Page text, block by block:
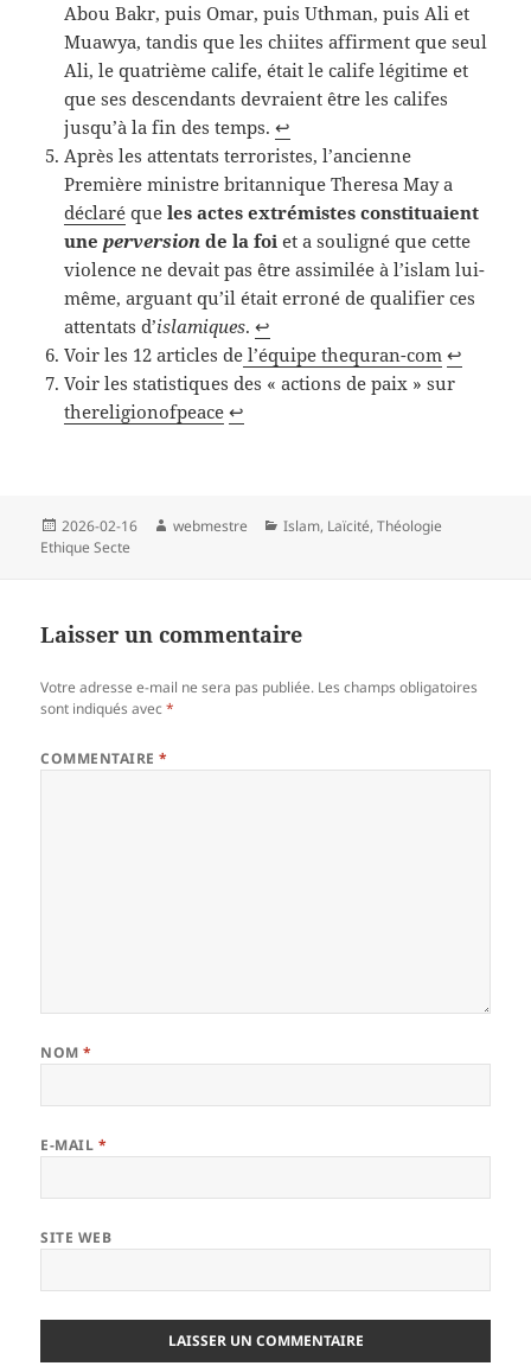
Abou Bakr, puis Omar, puis Uthman, puis Ali et
Muawya, tandis que les chiites affirment que seul
Ali, le quatrième calife, était le calife légitime et
que ses descendants devraient être les califes
jusqu’à la fin des temps.↩︎
Après les attentats terroristes, l’ancienne
Première ministre britannique Theresa May a
déclaré queles actes extrémistes constituaient
uneperversion de la foi et a souligné que cette
violence ne devait pas être assimilée à l’islam lui-
même, arguant qu’il était erroné de qualifier ces
attentats d’islamiques.↩︎
Voir les 12 articles de l’équipe thequran-com ↩︎
Voir les statistiques des « actions de paix » sur
thereligionofpeace ↩︎
Publié
le
2026-02-16 Auteur
webmestre Catégories
Islam, Laïcité,Théologie
Ethique Secte
Laisser un commentaire
Votre adresse e-mail ne sera pas publiée. Les champs obligatoires
sont indiqués avec*
COMMENTAIRE*
NOM*
E-MAIL *
SITE WEB